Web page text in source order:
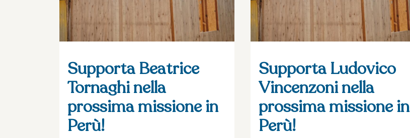
Supporta Beatrice
Tornaghi nella
prossima missione in
Perù!
Supporta Ludovico
Vincenzoni nella
prossima missione in
Perù!